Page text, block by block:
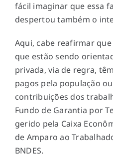
fácil imaginar que essa
despertou também o
Aqui, cabe reafirmar
que estão sendo
privada, via de regra,
pagos pela população
contribuições dos
Fundo de Garantia por
gerido pela Caixa
de Amparo ao
BNDES.